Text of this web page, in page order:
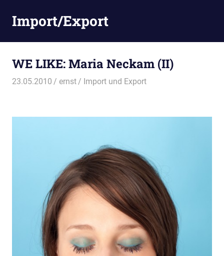
InhaltImport/Export
WE LIKE: Maria Neckam (II)
23.05.2010 ernst Import und Export